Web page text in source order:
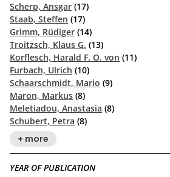
Scherp, Ansgar (17)
Staab, Steffen (17)
Grimm, Rüdiger (14)
Troitzsch, Klaus G. (13)
Korflesch, Harald F. O. von (11)
Furbach, Ulrich (10)
Schaarschmidt, Mario (9)
Maron, Markus (8)
Meletiadou, Anastasia (8)
Schubert, Petra (8)
+ more
YEAR OF PUBLICATION